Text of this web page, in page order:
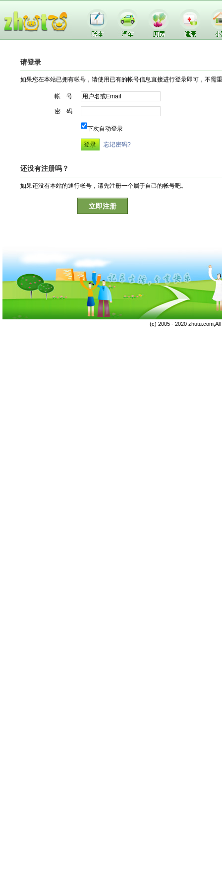
请登录
如果您在本站已拥有帐号，请使用已有的帐号信息直接进行登录即可，不需
帐 号
密 码
下次自动登录
忘记密码?
还没有注册吗？
如果还没有本站的通行帐号，请先注册一个属于自己的帐号吧。
立即注册
(c) 2005 - 2020